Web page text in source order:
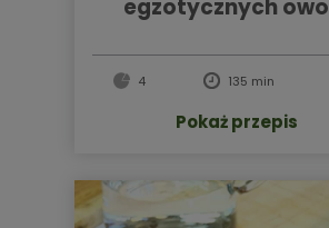
egzotycznych
4 135 min
Pokaż przepis